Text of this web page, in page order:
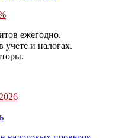
ежегодно.
и налогах.